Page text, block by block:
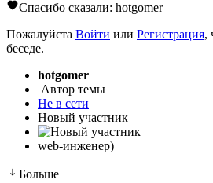
Спасибо сказали: hotgomer
Пожалуйста Войти или Регистрация,
беседе.
hotgomer
Автор темы
Не в сети
Новый участник
web-инженер)
Больше